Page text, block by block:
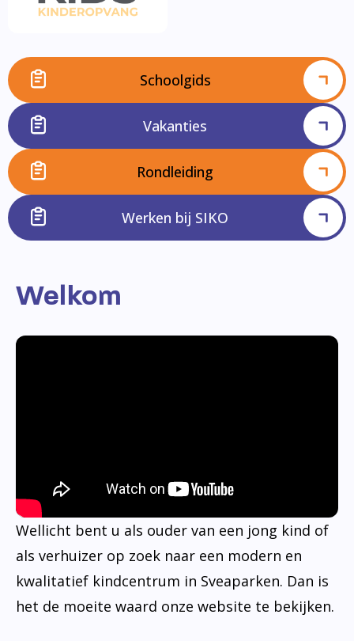
Schoolgids
Vakanties
Rondleiding
Werken bij SIKO
Welkom
Wellicht bent u als ouder van een jong kind of
als verhuizer op zoek naar een modern en
kwalitatief kindcentrum in Sveaparken. Dan is
het de moeite waard onze website te bekijken.